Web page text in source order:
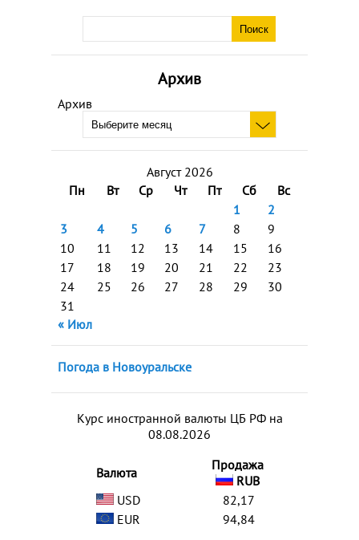
Архив
Архив
Август 2026
Пн
Вт Ср Чт Пт Сб
Вс
1
2
3
4 5 6 7 8
9
10
11 12 13 14 15
16
17
18 19 20 21 22
23
24
25 26 27 28 29
30
31
« Июл
Погода в Новоуральске
Курс иностранной валюты ЦБ РФ на
08.08.2026
Валюта
Продажа
RUB
USD
82,17
EUR
94,84